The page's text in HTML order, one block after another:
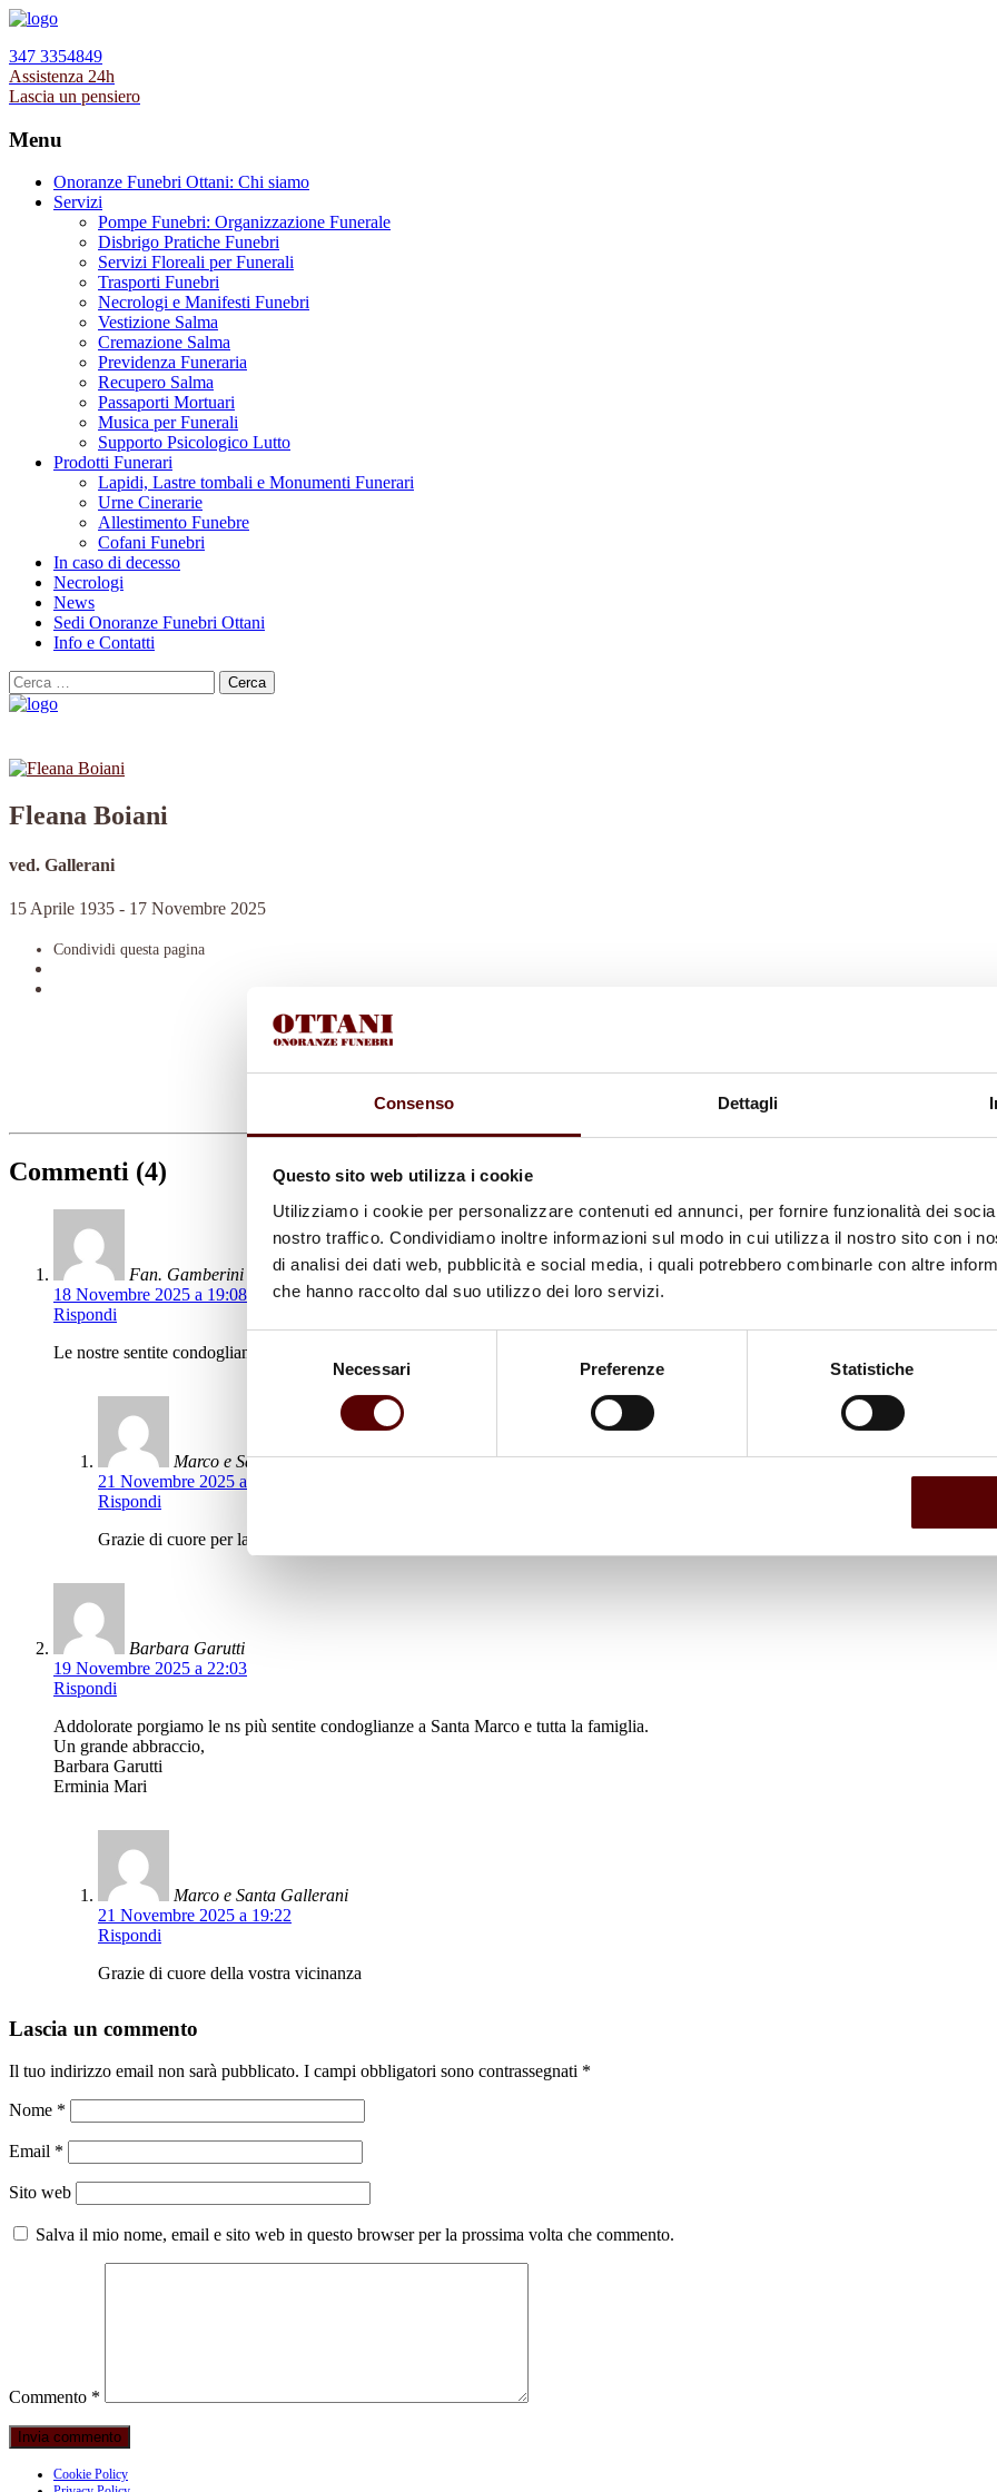
Consenso Dettagli
Questo sito web utilizza i cookie
Utilizziamo i cookie per personalizzare contenuti ed annunci, per fornire funzionalità dei
nostro traffico. Condividiamo inoltre informazioni sul modo in cui utilizza il nostro sito con i
di analisi dei dati web, pubblicità e social media, i quali potrebbero combinarle con altre
che hanno raccolto dal suo utilizzo dei loro servizi.
Necessari Preferenze Statistiche
347 3354849
Assistenza 24h
Lascia un pensiero
Menu
Onoranze Funebri Ottani: Chi siamo
Servizi
Pompe Funebri: Organizzazione Funerale
Disbrigo Pratiche Funebri
Servizi Floreali per Funerali
Trasporti Funebri
Necrologi e Manifesti Funebri
Vestizione Salma
Cremazione Salma
Previdenza Funeraria
Recupero Salma
Passaporti Mortuari
Musica per Funerali
Supporto Psicologico Lutto
Prodotti Funerari
Lapidi, Lastre tombali e Monumenti Funerari
Urne Cinerarie
Allestimento Funebre
Cofani Funebri
In caso di decesso
Necrologi
News
Sedi Onoranze Funebri Ottani
Info e Contatti
Cerca
per:
Fleana Boiani
ved. Gallerani
15 Aprile 1935 - 17 Novembre 2025
Condividi questa pagina
Commenti (4)
Fan. Gamberini (Natalina, Rita, Andrea)
18 Novembre 2025 a 19:08
Rispondi
Le nostre sentite condoglianze!
Marco e Santa Gallerani
21 Novembre 2025 a 18:55
Rispondi
Grazie di cuore per la vostra vicinanza
Barbara Garutti
19 Novembre 2025 a 22:03
Rispondi
Addolorate porgiamo le ns più sentite condoglianze a Santa Marco e tutta la famiglia.
Un grande abbraccio,
Barbara Garutti
Erminia Mari
Marco e Santa Gallerani
21 Novembre 2025 a 19:22
Rispondi
Grazie di cuore della vostra vicinanza
Lascia un commento
Il tuo indirizzo email non sarà pubblicato. I campi obbligatori sono contrassegnati *
Nome *
Email *
Sito web
Salva il mio nome, email e sito web in questo browser per la prossima volta che commento.
Commento *
Cookie Policy